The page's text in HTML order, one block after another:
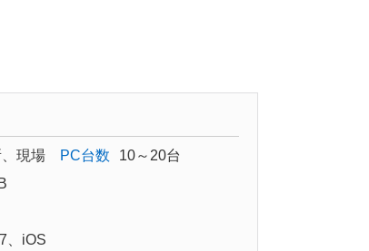
、現場 PC台数
10～20台
、iOS